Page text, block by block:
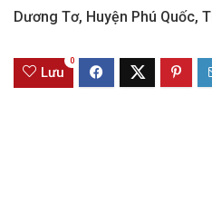
Dương Tơ, Huyện Phú Quốc,
Lưu
0